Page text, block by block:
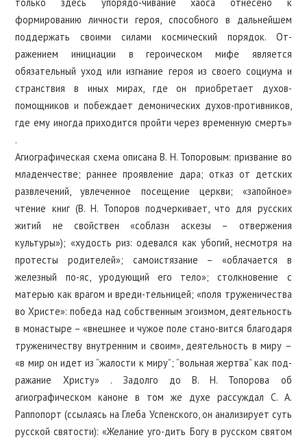
формированию личности героя, способного в дальнейшем
поддержать своими силами космический порядок. От-
ражением инициации в героическом мифе является
обязательный уход или изгнание героя из своего социума и
странствия в иных мирах, где он приобретает духов-
помощников и побеждает демонических духов-противников,
где ему иногда приходится пройти через временную смерть»
.
Агиографическая схема описана В. Н. Топоровым: призвание во
младенчестве; раннее проявление дара; отказ от детских
развлечений, увлеченное посещение церкви; «запойное»
чтение книг (В. Н. Топоров подчеркивает, что для русских
житий не свойствен «соблазн аскезы – отвержения
культуры»); «худость риз: одевался как убогий, несмотря на
протесты родителей»; самоистязание – «облачается в
железный по-яс, уродующий его тело»; столкновение с
матерью как врагом и вреди-тельницей; «поля труженичества
во Христе»: победа над собственным эгоизмом, деятельность
в монастыре – «внешнее и чужое поле стано-вится благодаря
труженичеству внутренним и своим», деятельность в миру –
«в мир он идет из “жалости к миру”; “вольная жертва” как под-
ражание Христу» . Задолго до В. Н. Топорова об
агиографическом каноне в том же духе рассуждал С. А.
Раппопорт (ссылаясь на Глеба Успенского, он анализирует суть
русской святости): «Желание уго-дить Богу в русском святом